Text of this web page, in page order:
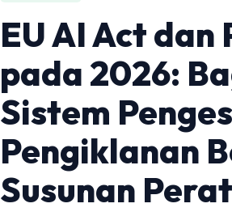
EU AI Act
pada 2026:
Sistem
Pengiklanan
Susunan